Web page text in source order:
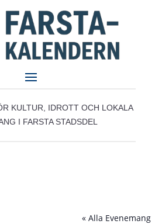
KULTUR, IDROTT OCH LOKALA
I FARSTA STADSDEL
« Alla Evenemang